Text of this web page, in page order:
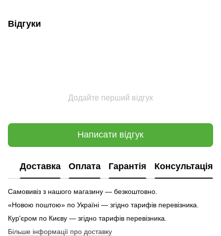
Відгуки
Додайте перший відгук
Написати відгук
Доставка Оплата Гарантія Консультація
Самовивіз з нашого магазину — безкоштовно.
«Новою поштою» по Україні — згідно тарифів перевізника.
Кур'єром по Києву — згідно тарифів перевізника.
Більше інформації про доставку